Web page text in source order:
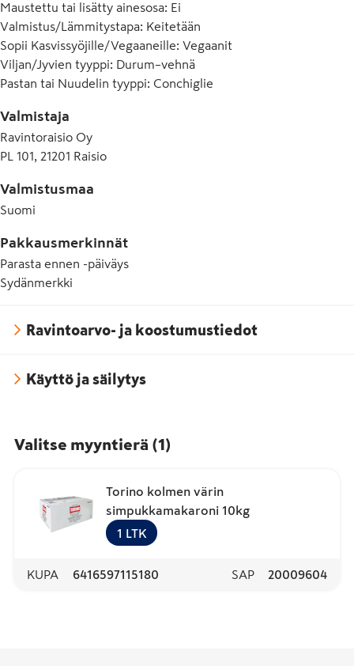
Maustettu tai lisätty ainesosa: Ei
Valmistus/Lämmitystapa: Keitetään
Sopii Kasvissyöjille/Vegaaneille: Vegaanit
Viljan/Jyvien tyyppi: Durum–vehnä
Pastan tai Nuudelin tyyppi: Conchiglie
Valmistaja
Ravintoraisio Oy
PL 101, 21201 Raisio
Valmistusmaa
Suomi
Pakkausmerkinnät
Parasta ennen -päiväys
Sydänmerkki
Ravintoarvo- ja koostumustiedot
Käyttö ja säilytys
Valitse myyntierä (1 )
Torino kolmen värin
simpukkamakaroni 10kg
1 LTK
KUPA 6416597115180 SAP 20009604